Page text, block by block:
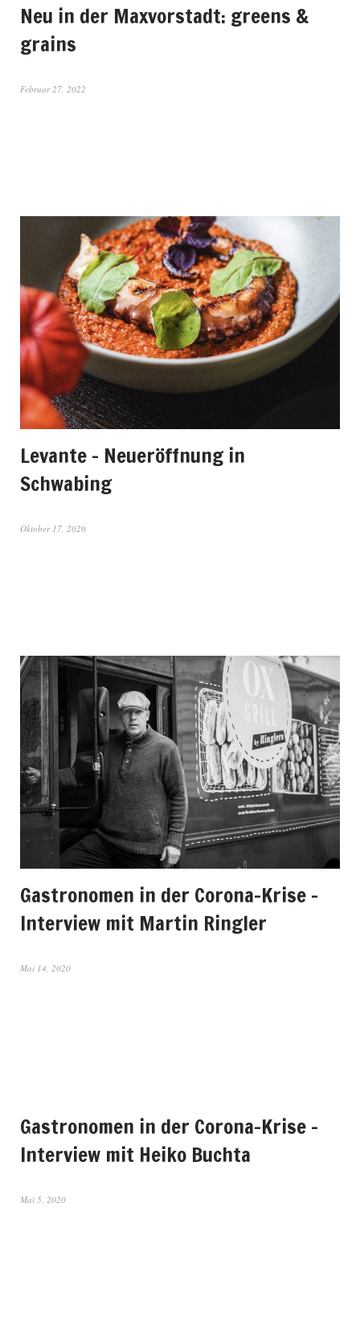
Neu in der Maxvorstadt: greens &
grains
Februar 27, 2022
Levante – Neueröffnung in
Schwabing
Oktober 17, 2020
Gastronomen in der Corona-Krise –
Interview mit Martin Ringler
Mai 14, 2020
Gastronomen in der Corona-Krise –
Interview mit Heiko Buchta
Mai 5, 2020